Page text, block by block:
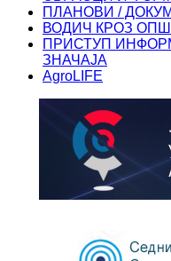
ПЛАНОВИ /
ВОДИЧ КРОЗ
ПРИСТУП
ЗНАЧАЈА
AgroLIFE